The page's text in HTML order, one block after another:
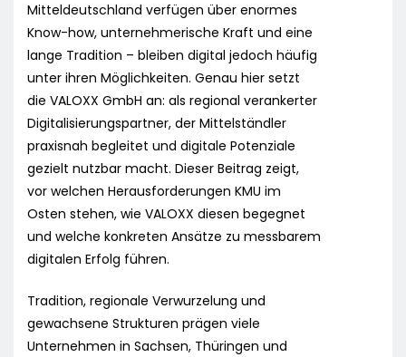
Mitteldeutschland verfügen über enormes
Know-how, unternehmerische Kraft und eine
lange Tradition – bleiben digital jedoch häufig
unter ihren Möglichkeiten. Genau hier setzt
die VALOXX GmbH an: als regional verankerter
Digitalisierungspartner, der Mittelständler
praxisnah begleitet und digitale Potenziale
gezielt nutzbar macht. Dieser Beitrag zeigt,
vor welchen Herausforderungen KMU im
Osten stehen, wie VALOXX diesen begegnet
und welche konkreten Ansätze zu messbarem
digitalen Erfolg führen.
Tradition, regionale Verwurzelung und
gewachsene Strukturen prägen viele
Unternehmen in Sachsen, Thüringen und